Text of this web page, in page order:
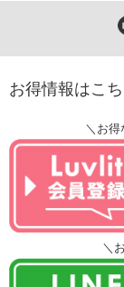
お得情報はこ
＼お得
＼